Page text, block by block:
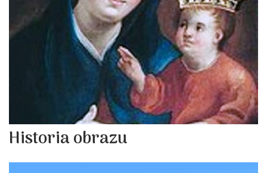
Historia obrazu